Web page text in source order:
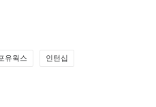
유웍스 인턴십